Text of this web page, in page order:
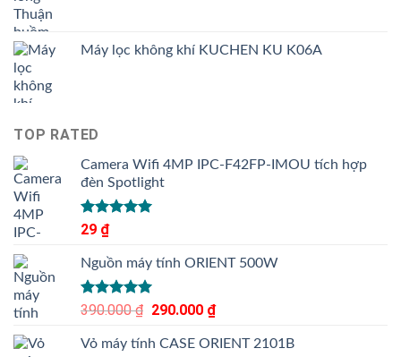
Máy lọc không khí KUCHEN KU K06A
TOP RATED
Camera Wifi 4MP IPC-F42FP-IMOU tích hợp
đèn Spotlight
Được xếp
hạng
5 sao
29 ₫
Nguồn máy tính ORIENT 500W
Được xếp
5 sao
390.000₫
Giá
là:
290.000 ₫Giá
tại
Vỏ máy tính CASE ORIENT 2101B